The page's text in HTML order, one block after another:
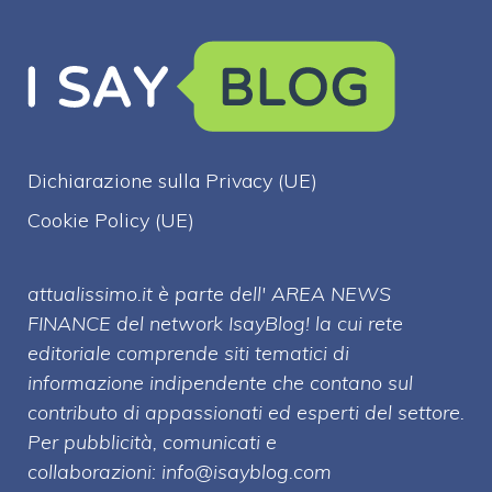
Dichiarazione sulla Privacy (UE)
Cookie Policy (UE)
attualissimo.it è parte dell' AREA NEWS
FINANCE del network IsayBlog! la cui rete
editoriale comprende siti tematici di
informazione indipendente che contano sul
contributo di appassionati ed esperti del settore.
Per pubblicità, comunicati e
collaborazioni: info@isayblog.com